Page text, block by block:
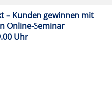
– Kunden gewinnen mit
Online-Seminar
Uhr